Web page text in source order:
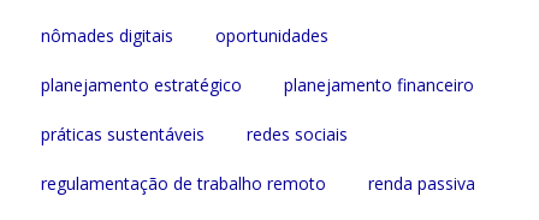
nômades digitais oportunidades
planejamento estratégico planejamento financeiro
práticas sustentáveis redes sociais
regulamentação de trabalho remoto renda passiva